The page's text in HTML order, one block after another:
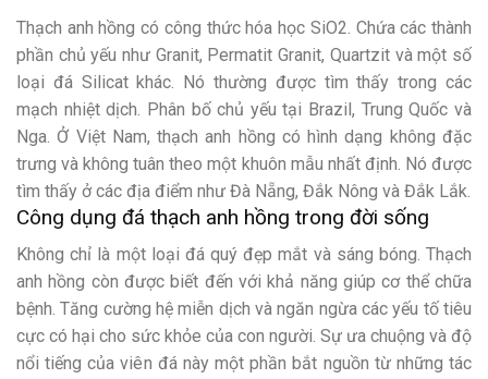
Thạch anh hồng có công thức hóa học SiO2. Chứa các thành
phần chủ yếu như Granit, Permatit Granit, Quartzit và một số
loại đá Silicat khác. Nó thường được tìm thấy trong các
mạch nhiệt dịch. Phân bố chủ yếu tại Brazil, Trung Quốc và
Nga. Ở Việt Nam, thạch anh hồng có hình dạng không đặc
trưng và không tuân theo một khuôn mẫu nhất định. Nó được
tìm thấy ở các địa điểm như Đà Nẵng, Đắk Nông và Đắk Lắk.
Công dụng đá thạch anh hồng trong đời sống
Không chỉ là một loại đá quý đẹp mắt và sáng bóng. Thạch
anh hồng còn được biết đến với khả năng giúp cơ thể chữa
bệnh. Tăng cường hệ miễn dịch và ngăn ngừa các yếu tố tiêu
cực có hại cho sức khỏe của con người. Sự ưa chuộng và độ
nổi tiếng của viên đá này một phần bắt nguồn từ những tác